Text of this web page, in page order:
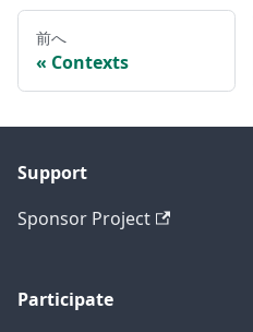
前へ
Contexts
Support
Sponsor Project
Participate